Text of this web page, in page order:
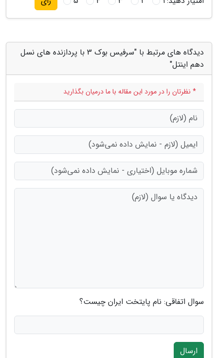
دیدگاه های مرتبط با "سرفیس بوک 3 با پردازنده های نسل
دهم اینتل"
* نظرتان را در مورد این مقاله با ما درمیان بگذارید
سوال اتفاقی: نام پایتخت ایران چیست؟
ارسال